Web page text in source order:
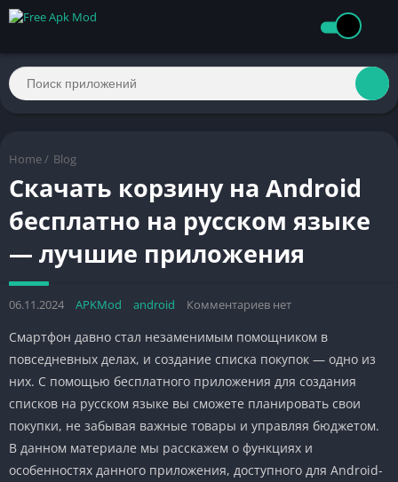
Home / Blog
Скачать корзину на Android
бесплатно на русском языке
— лучшие приложения
06.11.2024 APKMod android Комментариев нет
Смартфон давно стал незаменимым помощником в
повседневных делах, и создание списка покупок — одно из
них. С помощью бесплатного приложения для создания
списков на русском языке вы сможете планировать свои
покупки, не забывая важные товары и управляя бюджетом.
В данном материале мы расскажем о функциях и
особенностях данного приложения, доступного для Android-